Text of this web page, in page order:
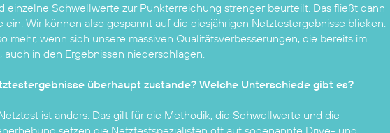
einzelne Schwellwerte zur Punkterreichung strenger beurteilt. Das fließt dann
ein. Wir können also gespannt auf die diesjährigen Netztestergebnisse blicken.
mehr, wenn sich unsere massiven Qualitätsverbesserungen, die bereits im
auch in den Ergebnissen niederschlagen.
überhaupt zustande? Welche Unterschiede gibt es?
ist anders. Das gilt für die Methodik, die Schwellwerte und die
setzen die Netztestspezialisten oft auf sogenannte Drive- und